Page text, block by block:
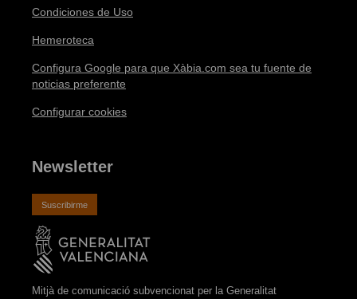
Condiciones de Uso
Hemeroteca
Configura Google para que Xàbia.com sea tu fuente de
noticias preferente
Configurar cookies
Newsletter
Suscribirme
Mitjà de comunicació subvencionat per la Generalitat